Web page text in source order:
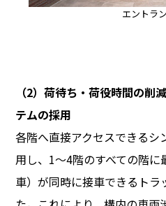
エントラ
（2）荷待ち・荷役時間の削
テムの採用
各階へ直接アクセスできるシ
用し、1～4階のすべての階
車）が同時に接車できるトラ